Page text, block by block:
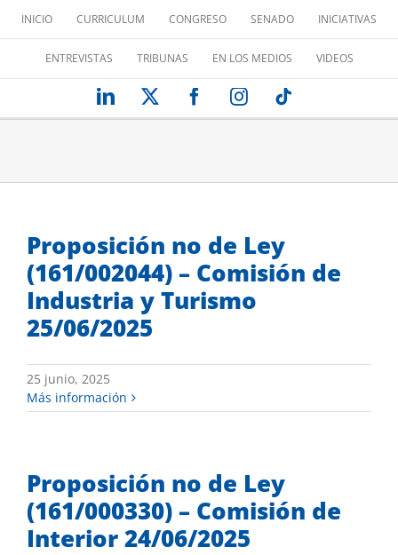
contenido
INICIO CURRICULUM CONGRESO SENADO INICIATIVAS
ENTREVISTAS TRIBUNAS EN LOS MEDIOS VIDEOS
LinkedIn FacebookInstagram
Proposición no de Ley
(161/002044) – Comisión de
Industria y Turismo
25/06/2025
25 junio, 2025
Más información
Proposición no de Ley
(161/000330) – Comisión de
Interior 24/06/2025